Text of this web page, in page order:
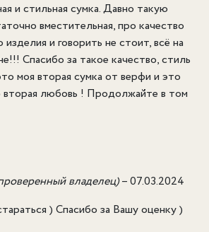
и стильная сумка. Давно такую
вместительная, про качество
изделия и говорить не стоит, всё на
Спасибо за такое качество, стиль
моя вторая сумка от верфи и это
вторая любовь ! Продолжайте в том
владелец)–07.03.2024
) Спасибо за Вашу оценку )